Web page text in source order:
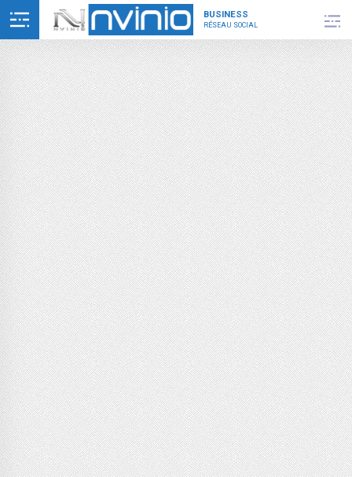
BUSINESS
RÉSEAU SOCIAL